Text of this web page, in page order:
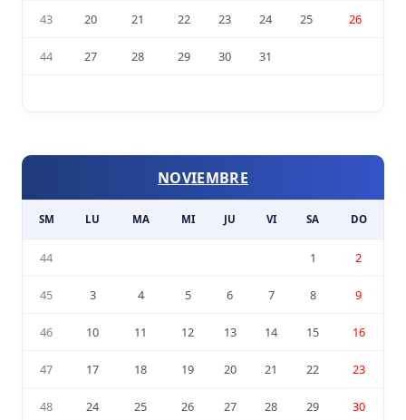
43 20 21 22 23 24 25 26
44 27 28 29 30 31
NOVIEMBRE
SM LU MA MI JU VI SA DO
44 1 2
45 3 4 5 6 7 8 9
46 10 11 12 13 14 15 16
47 17 18 19 20 21 22 23
48 24 25 26 27 28 29 30